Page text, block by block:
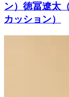
ン）徳冨遼太
カッション）